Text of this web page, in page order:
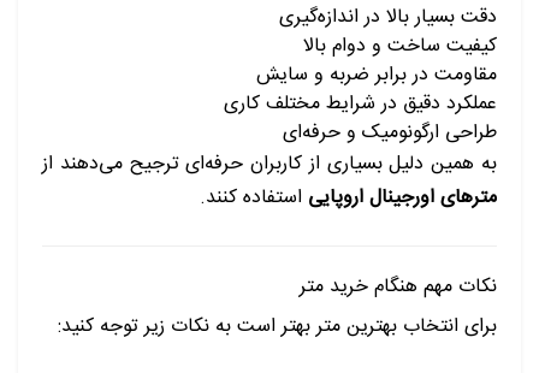
دقت بسیار بالا در اندازه‌گیری
کیفیت ساخت و دوام بالا
مقاومت در برابر ضربه و سایش
عملکرد دقیق در شرایط مختلف کاری
طراحی ارگونومیک و حرفه‌ای
به همین دلیل بسیاری از کاربران حرفه‌ای ترجیح می‌دهند از
مترهای اورجینال اروپایی استفاده کنند.
نکات مهم هنگام خرید متر
برای انتخاب بهترین متر بهتر است به نکات زیر توجه کنید: